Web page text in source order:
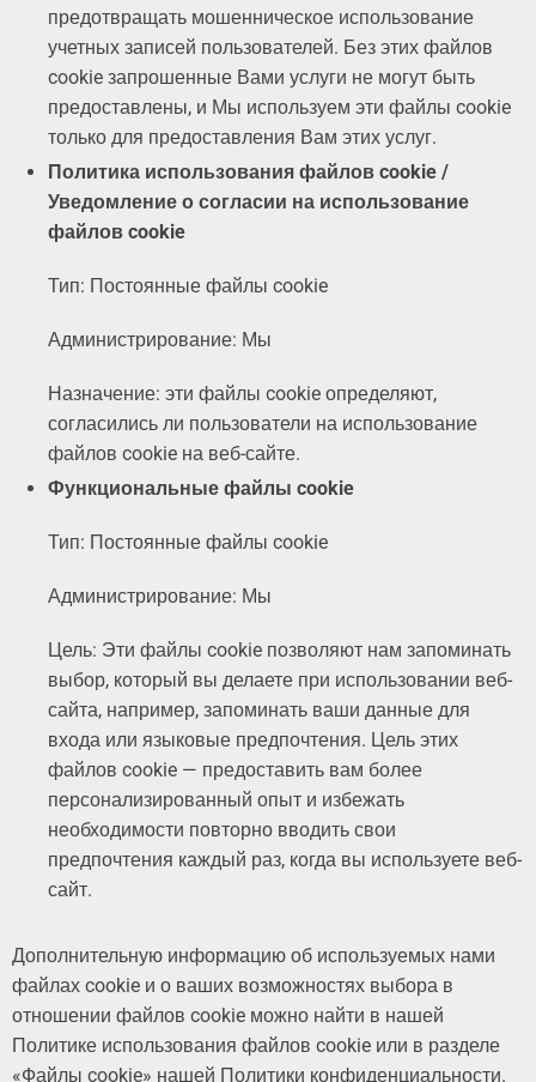
предотвращать мошенническое использование
учетных записей пользователей. Без этих файлов
cookie запрошенные Вами услуги не могут быть
предоставлены, и Мы используем эти файлы cookie
только для предоставления Вам этих услуг.
Политика использования файлов cookie /
Уведомление о согласии на использование
файлов cookie
Тип: Постоянные файлы cookie
Администрирование: Мы
Назначение: эти файлы cookie определяют,
согласились ли пользователи на использование
файлов cookie на веб-сайте.
Функциональные файлы cookie
Тип: Постоянные файлы cookie
Администрирование: Мы
Цель: Эти файлы cookie позволяют нам запоминать
выбор, который вы делаете при использовании веб-
сайта, например, запоминать ваши данные для
входа или языковые предпочтения. Цель этих
файлов cookie — предоставить вам более
персонализированный опыт и избежать
необходимости повторно вводить свои
предпочтения каждый раз, когда вы используете веб-
сайт.
Дополнительную информацию об используемых нами
файлах cookie и о ваших возможностях выбора в
отношении файлов cookie можно найти в нашей
Политике использования файлов cookie или в разделе
«Файлы cookie» нашей Политики конфиденциальности.